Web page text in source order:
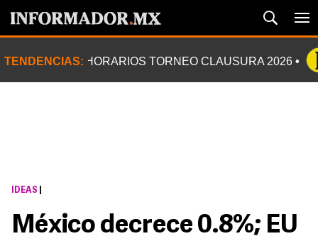
TENDENCIAS: HORARIOS TORNEO CLAUSURA 2026
IDEAS
México decrece 0.8%; EU